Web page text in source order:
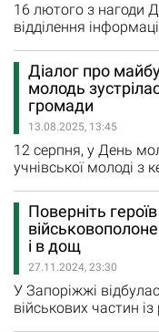
16 лютого з нагоди
відділення
Діхтяр та Герман
класів Запорізької
поспілкувалися зі
гвардії України, яка
Діалог про
молодь
громади
13.08.2025, 13:45
12 серпня, у День
учнівської молоді з
адміністрації,
відновлення
теплій і
напоями, начальник
адміністрації Микола…
Поверніть
і в дощ
27.11.2024, 23:30
У Запоріжжі
військових частин